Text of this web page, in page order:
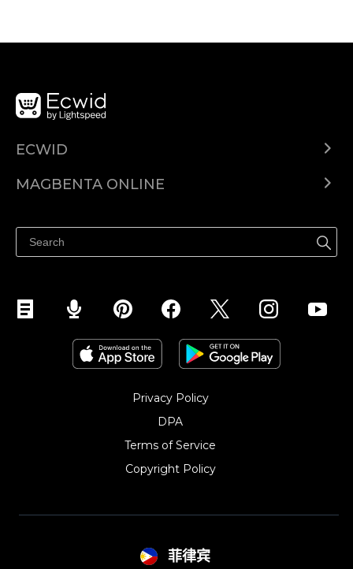
ECWID
Help center
MAGBENTA ONLINE
Ibenta sa Facebook
Privacy Policy
DPA
Terms of Service
Copyright Policy‎
菲律宾